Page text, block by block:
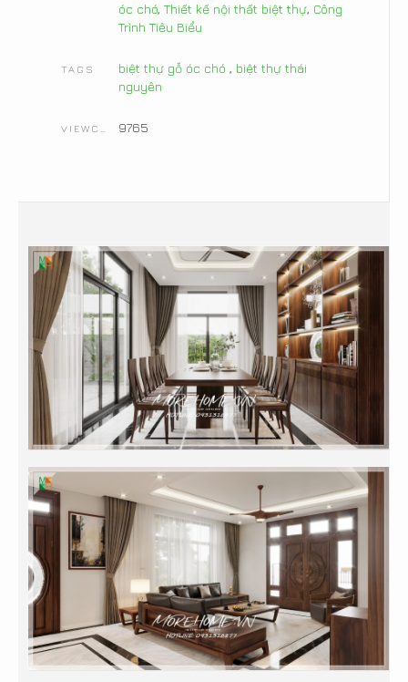
óc chó, Thiết kế nội thất biệt thự, Công
Trình Tiêu Biểu
TAGS biệt thự gỗ óc chó , biệt thự thái
nguyên
9765